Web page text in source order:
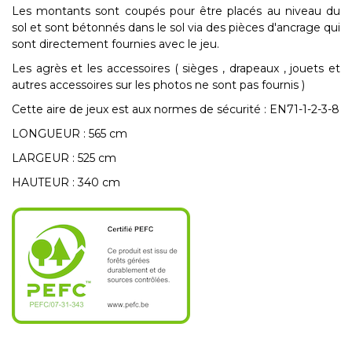
Les montants sont coupés pour être placés au niveau du
sol et sont bétonnés dans le sol via des pièces d'ancrage qui
sont directement fournies avec le jeu.
Les agrès et les accessoires ( sièges , drapeaux , jouets et
autres accessoires sur les photos ne sont pas fournis )
Cette aire de jeux est aux normes de sécurité : EN71-1-2-3-8
LONGUEUR : 565 cm
LARGEUR : 525 cm
HAUTEUR : 340 cm